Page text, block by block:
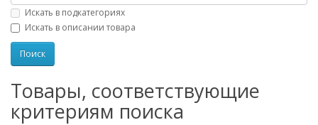
Искать в подкатегориях
Искать в описании товара
Товары, соответствующие
критериям поиска